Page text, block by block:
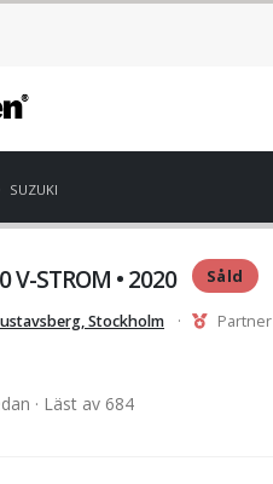
SUZUKI
V-STROM • 2020 Såld
Stockholm · Partner
· Läst av 684